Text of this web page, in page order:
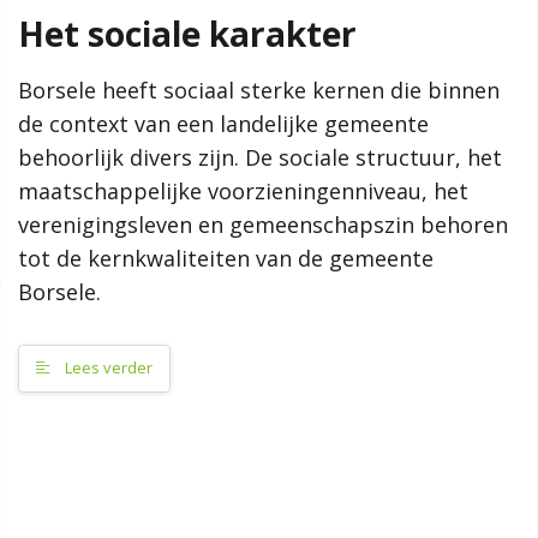
Waarom een omgevingsvisie?
Hoe werkt de website?
Proces en participatie
Relatie en samenhang met andere visies en beleid
Van visie naar uitvoering
Kernkwaliteiten
Het sociale karakter
Borsele heeft sociaal sterke kernen die binnen
de context van een landelijke gemeente
behoorlijk divers zijn. De sociale structuur, het
maatschappelijke voorzieningenniveau, het
verenigingsleven en gemeenschapszin behoren
tot de kernkwaliteiten van de gemeente
Borsele.
Lees verder